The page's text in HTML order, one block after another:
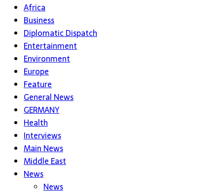
Africa
Business
Diplomatic Dispatch
Entertainment
Environment
Europe
Feature
General News
GERMANY
Health
Interviews
Main News
Middle East
News
News